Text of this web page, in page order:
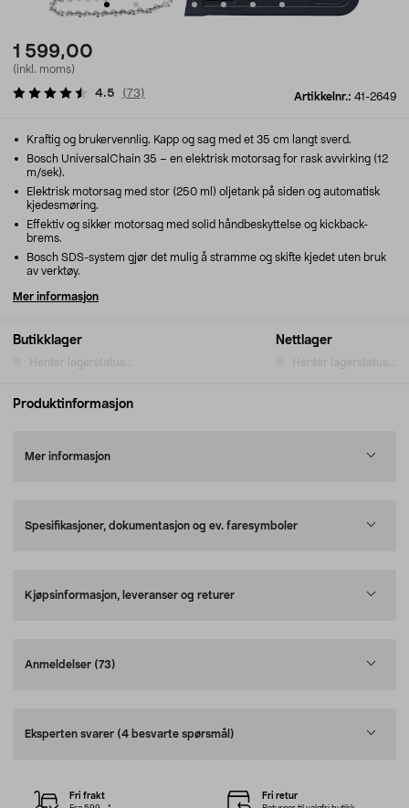
1 599,00
(inkl. moms)
Artikkelnr.: 41-2649
4.5 (73)
Butikklager
Henter lagerstatus...
Nettlager
Henter lagerstatus...
Kraftig og brukervennlig. Kapp og sag med et 35 cm langt sverd.
Bosch UniversalChain 35 – en elektrisk motorsag for rask avvirking (12
m/sek).
Elektrisk motorsag med stor (250 ml) oljetank på siden og automatisk
kjedesmøring.
Effektiv og sikker motorsag med solid håndbeskyttelse og kickback-
brems.
Bosch SDS-system gjør det mulig å stramme og skifte kjedet uten bruk
av verktøy.
Mer informasjon
Produktinformasjon
Mer informasjon
Spesifikasjoner, dokumentasjon og ev. faresymboler
Kjøpsinformasjon, leveranser og returer
Anmeldelser (73)
Eksperten svarer (4 besvarte spørsmål)
Fri frakt Fri retur